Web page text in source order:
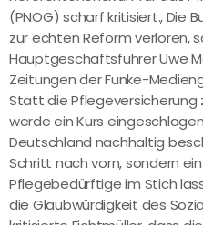
(PNOG) scharf kritisiert., Die
zur echten Reform verloren,
Hauptgeschäftsführer Uwe
Zeitungen der Funke-
Statt die
werde ein Kurs
Deutschland nachhaltig
Schritt nach vorn, sondern
Pflegebedürftige im Stich
die Glaubwürdigkeit des